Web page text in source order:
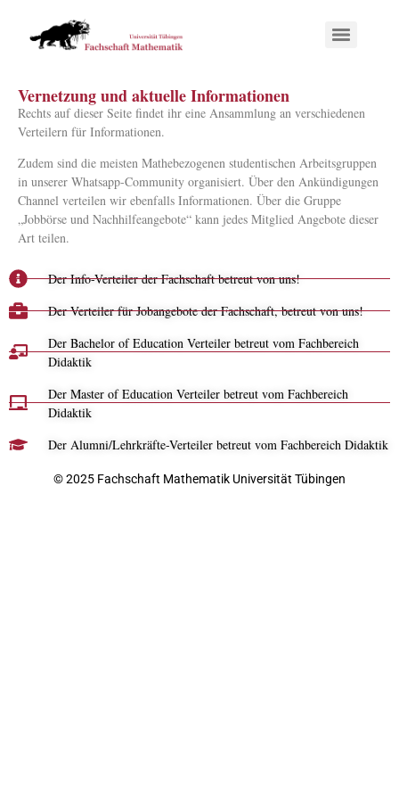
Vernetzung und aktuelle Informationen
Rechts auf dieser Seite findet ihr eine Ansammlung an verschiedenen
Verteilern für Informationen.
Zudem sind die meisten Mathebezogenen studentischen Arbeitsgruppen
in unserer Whatsapp-Community organisiert. Über den Ankündigungen
Channel verteilen wir ebenfalls Informationen. Über die Gruppe
„Jobbörse und Nachhilfeangebote“ kann jedes Mitglied Angebote dieser
Art teilen.
Der Info-Verteiler der Fachschaft betreut von uns!
Der Verteiler für Jobangebote der Fachschaft, betreut von uns!
Der Bachelor of Education Verteiler betreut vom Fachbereich
Didaktik
Der Master of Education Verteiler betreut vom Fachbereich
Didaktik
Der Alumni/Lehrkräfte-Verteiler betreut vom Fachbereich Didaktik
© 2025 Fachschaft Mathematik Universität Tübingen